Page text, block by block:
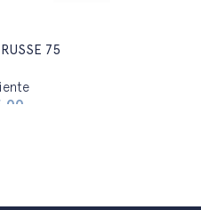
75